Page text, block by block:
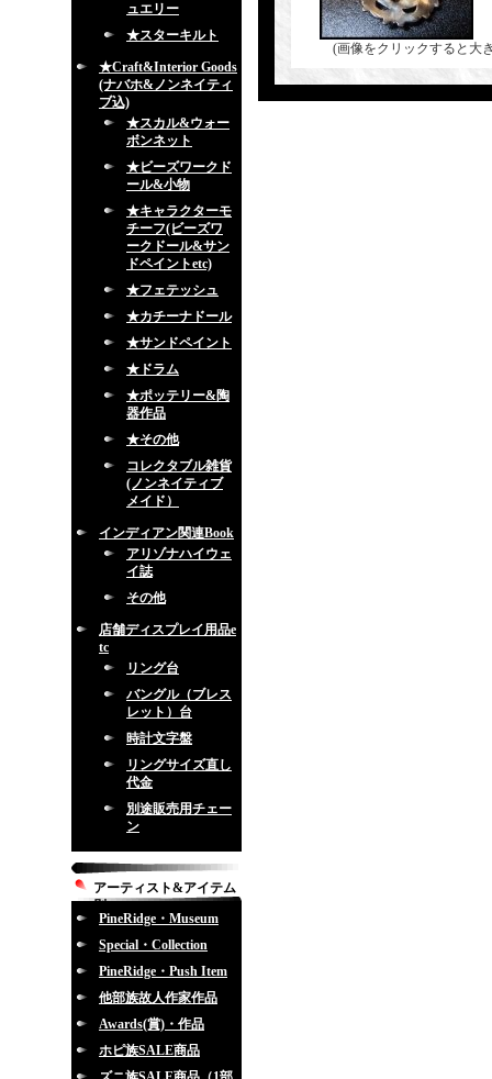
ュエリー
★スターキルト
★Craft&Interior Goods
(ナバホ&ノンネイティ
ブ込)
★スカル&ウォー
ボンネット
★ビーズワークド
ール&小物
★キャラクターモ
チーフ(ビーズワ
ークドール&サン
ドペイントetc)
★フェテッシュ
★カチーナドール
★サンドペイント
★ドラム
★ポッテリー&陶
器作品
★その他
コレクタブル雑貨
(ノンネイティブ
メイド）
インディアン関連Book
アリゾナハイウェ
イ誌
その他
店舗ディスプレイ用品e
tc
リング台
バングル（ブレス
レット）台
時計文字盤
リングサイズ直し
代金
別途販売用チェー
ン
アーティスト&アイテム
別
PineRidge・Museum
Special・Collection
PineRidge・Push Item
他部族故人作家作品
Awards(賞)・作品
ホピ族SALE商品
(画像をクリックすると大